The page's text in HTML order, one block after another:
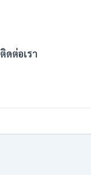
ติดต่อเรา